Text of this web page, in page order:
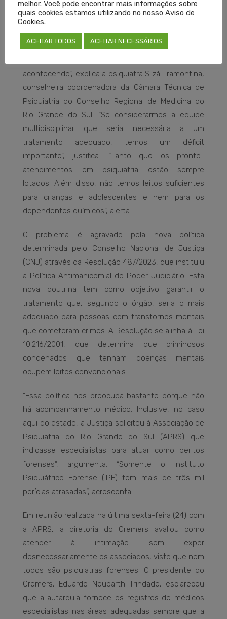
Ainda assim, e diante de uma demanda crescente
que pressiona o sistema, essa estrutura causa
preocupação. “Não é só ter o leito. É preciso que o
acontecendo”, explica a psiquiatra Silzá Tramontina,
conselheira coordenadora da Câmara Técnica de
Psiquiatria do Conselho Regional de Medicina do
Rio Grande do Sul. “Se considerarmos a equipe
multidisciplinar que seria necessária a um
tratamento adequado, temos um déficit
importante”, justifica. “Tanto que os pronto-
atendimentos em psiquiatria estão sempre
lotados. Além disso, não temos leitos suficientes
para crianças e adolescentes e nem para os
dependentes químicos”, alerta.
O problema é agravado pela nova política
determinada pelo Conselho Nacional de Justiça
(CNJ) através da Resolução 487/2023, que instituiu
a Política Antimanicomial do Poder Judiciário. Esta
nova doutrina tem como objetivo garantir o
tratamento que, segundo o órgão, seria o mais
adequado para pessoas com transtornos mentais
que cometeram crimes. A Resolução se alinha à Lei
10.216/2001, que determina que criminosos
condenados que tenham doenças mentais
ocupem leitos convencionais.
“Essa política nos preocupa bastante porque não
há acompanhamento médico. Inclusive, no caso
aqui do estado, a Justiça solicitou à Associação de
Psiquiatria do Rio Grande do Sul (APRS) que
indicasse especialistas para atuar como peritos
forenses”, argumenta. “Somente o Instituto
Psiquiátrico Forense (IPF) tem mais de três mil
perícias atrasadas”, acrescenta.
Em reunião realizada na última sexta-feira (24) com
a APRS, a diretoria do Cremers avaliou como
atender à intimação sem expor
desnecessariamente os associados, visto que nem
todos são psiquiatras forenses. O presidente do
Cremers, Eduardo Neubarth Trindade, esclareceu
que a autarquia fornece os registros de médicos
especialistas nas áreas adequadas sempre que a
melhor. Você pode encontrar mais informações sobre
quais cookies estamos utilizando no nosso Aviso de
Cookies.
ACEITAR TODOS ACEITAR NECESSÁRIOS